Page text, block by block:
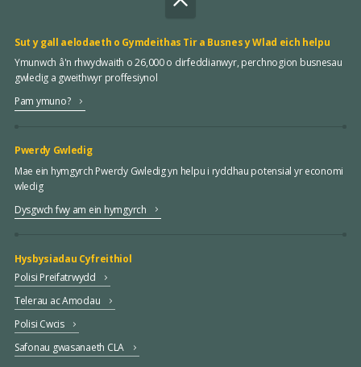
Sut y gall aelodaeth o Gymdeithas Tir a Busnes y Wlad eich helpu
Ymunwch â'n rhwydwaith o 26,000 o dirfeddianwyr, perchnogion busnesau
gwledig a gweithwyr proffesiynol
Pam ymuno?
Pwerdy Gwledig
Mae ein hymgyrch Pwerdy Gwledig yn helpu i ryddhau potensial yr economi
wledig
Dysgwch fwy am ein hymgyrch
Hysbysiadau Cyfreithiol
Polisi Preifatrwydd
Telerau ac Amodau
Polisi Cwcis
Safonau gwasanaeth CLA